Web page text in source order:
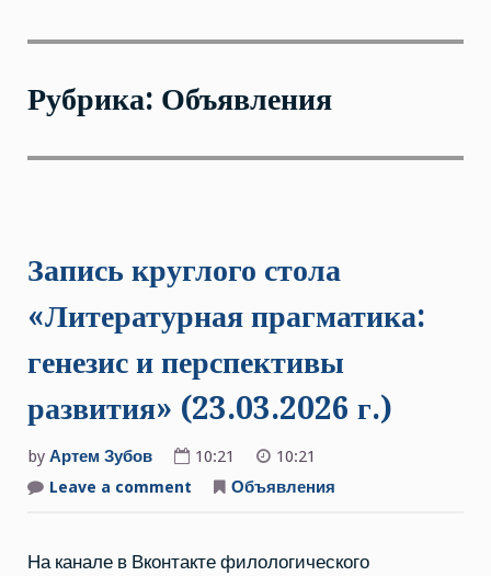
Рубрика: Объявления
Запись круглого стола
«Литературная прагматика:
генезис и перспективы
развития» (23.03.2026 г.)
by Артем Зубов 10:21
10:21
Leave a comment
прагматика:
Объявления
На канале в Вконтакте филологического